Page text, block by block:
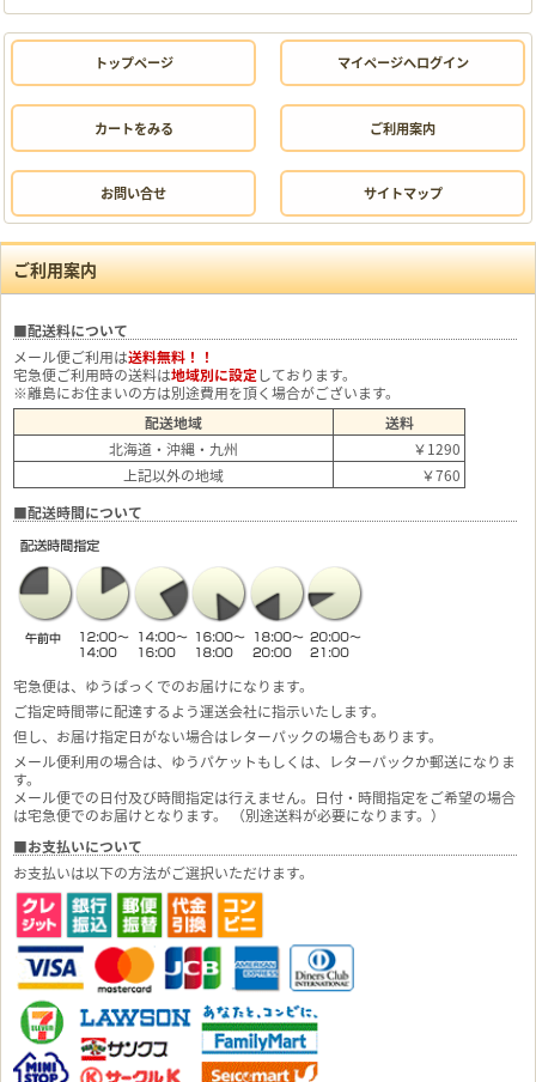
トップページ マイページへログイン
カートをみる ご利用案内
お問い合せ サイトマップ
ご利用案内
■配送料について
メール便ご利用は送料無料！！
宅急便ご利用時の送料は地域別に設定しております。
※離島にお住まいの方は別途費用を頂く場合がございます。
配送地域
送料
北海道・沖縄・九州
￥1290
上記以外の地域
￥760
■配送時間について
宅急便は、ゆうぱっくでのお届けになります。
ご指定時間帯に配達するよう運送会社に指示いたします。
但し、お届け指定日がない場合はレターパックの場合もあります。
メール便利用の場合は、ゆうパケットもしくは、レターパックか郵送になりま
す。
メール便での日付及び時間指定は行えません。日付・時間指定をご希望の場合
は宅急便でのお届けとなります。 （別途送料が必要になります。）
■お支払いについて
お支払いは以下の方法がご選択いただけます。